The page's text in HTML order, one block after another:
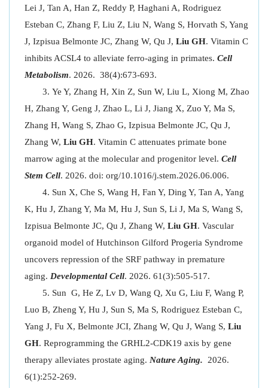
Lei J, Tan A, Han Z, Reddy P, Haghani A, Rodriguez
Esteban C, Zhang F, Liu Z, Liu N, Wang S, Horvath S, Yang
J, Izpisua Belmonte JC, Zhang W, Qu J, Liu GH. Vitamin C
inhibits ACSL4 to alleviate ferro-aging in primates. Cell
Metabolism. 2026. 38(4):673-693.
Ye Y, Zhang H, Xin Z, Sun W, Liu L, Xiong M, Zhao
H, Zhang Y, Geng J, Zhao L, Li J, Jiang X, Zuo Y, Ma S,
Zhang H, Wang S, Zhao G, Izpisua Belmonte JC, Qu J,
Zhang W, Liu GH. Vitamin C attenuates primate bone
marrow aging at the molecular and progenitor level. Cell
Stem Cell. 2026. doi: org/10.1016/j.stem.2026.06.006.
Sun X, Che S, Wang H, Fan Y, Ding Y, Tan A, Yang
K, Hu J, Zhang Y, Ma M, Hu J, Sun S, Li J, Ma S, Wang S,
Izpisua Belmonte JC, Qu J, Zhang W, Liu GH. Vascular
organoid model of Hutchinson Gilford Progeria Syndrome
uncovers repression of the SRF pathway in premature
aging. Developmental Cell. 2026. 61(3):505-517.
Sun G, He Z, Lv D, Wang Q, Xu G, Liu F, Wang P,
Luo B, Zheng Y, Hu J, Sun S, Ma S, Rodriguez Esteban C,
Yang J, Fu X, Belmonte JCI, Zhang W, Qu J, Wang S, Liu
GH. Reprogramming the GRHL2-CDK19 axis by gene
therapy alleviates prostate aging. Nature Aging. 2026.
6(1):252-269.